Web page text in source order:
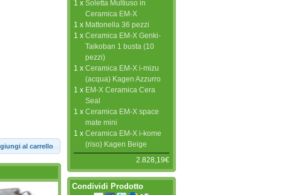
al carrello
1 x Soletta Multiuso in
Ceramica EM-X
1 x Mattonella 36 pezzi
1 x Ceramica EM-X Genki-
Taikoban 1 busta (10
pezzi)
1 x Ceramica EM-X i-mizu
(acqua) Kagen Azzurro
1 x EM-X Ceramica Cera
Seal
1 x Ceramica EM-X space
mate mini
1 x Ceramica EM-X i-kome
(riso) Kagen Beige
2.828,19€
Condividi Prodotto